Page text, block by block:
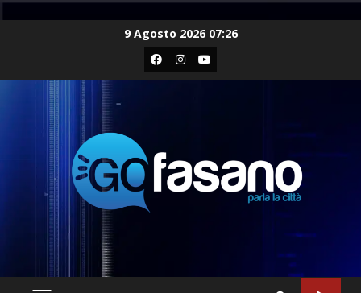
9 Agosto 2026 07:26
Facebook
Instagram
Youtube